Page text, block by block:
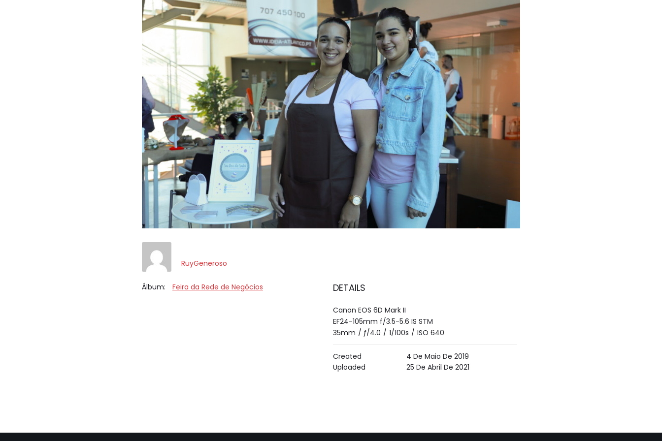
RuyGeneroso
Álbum: Feira da Rede de Negócios DETAILS
Canon EOS 6D Mark II
EF24-105mm f/3.5-5.6 IS STM
35mm / ƒ/4.0 / 1/100s / ISO 640
Created
4 De Maio De 2019
Uploaded
25 De Abril De 2021